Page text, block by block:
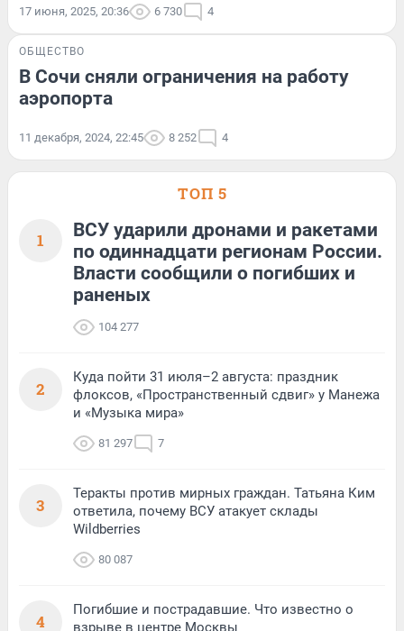
17 июня, 2025, 20:36 6 730 4
ОБЩЕСТВО
В Сочи сняли ограничения на работу
аэропорта
11 декабря, 2024, 22:45 8 252 4
ТОП 5
1
ВСУ ударили дронами и ракетами
по одиннадцати регионам России.
Власти сообщили о погибших и
раненых
104 277
2
Куда пойти 31 июля–2 августа: праздник
флоксов, «Пространственный сдвиг» у Манежа
и «Музыка мира»
81 297 7
3
Теракты против мирных граждан. Татьяна Ким
ответила, почему ВСУ атакует склады
Wildberries
80 087
4
Погибшие и пострадавшие. Что известно о
взрыве в центре Москвы